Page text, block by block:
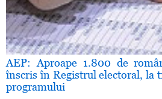
AEP: Aproape 1.800 de
înscris în Registrul electoral, la
programului